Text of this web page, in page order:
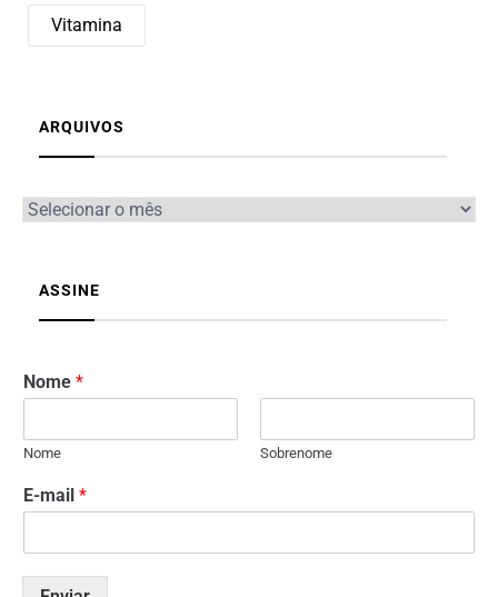
Vitamina
ARQUIVOS
ASSINE
Nome *
Nome Sobrenome
E-mail *